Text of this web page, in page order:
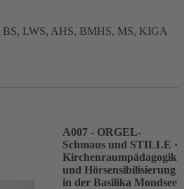
BS, LWS, AHS, BMHS, MS, KIGA
A007 - ORGEL-
Schmaus und STILLE ·
Kirchenraumpädagogik
und Hörsensibilisierung
in der Basilika Mondsee